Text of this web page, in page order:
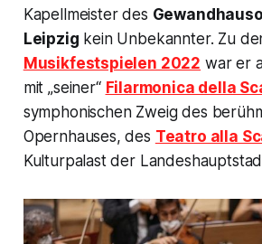
Kapellmeister des
Leipzig kein Unbekannter. Zu
Musikfestspielen 2022 war er
mit „seiner“ Filarmonica della
symphonischen Zweig des
Opernhauses, des Teatro alla
Kulturpalast der